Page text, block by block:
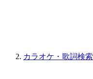
カラオケ・歌詞検索